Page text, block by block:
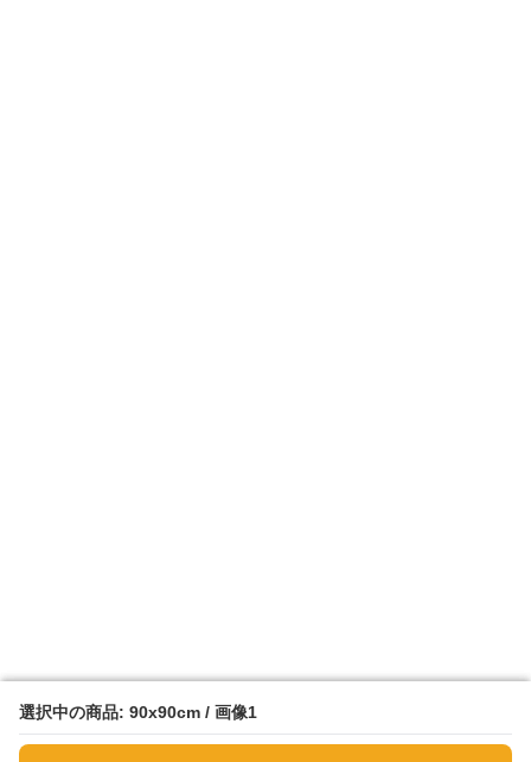
選択中の商品: 90x90cm / 画像1
選択中の商品: 90x90cm / 画像1